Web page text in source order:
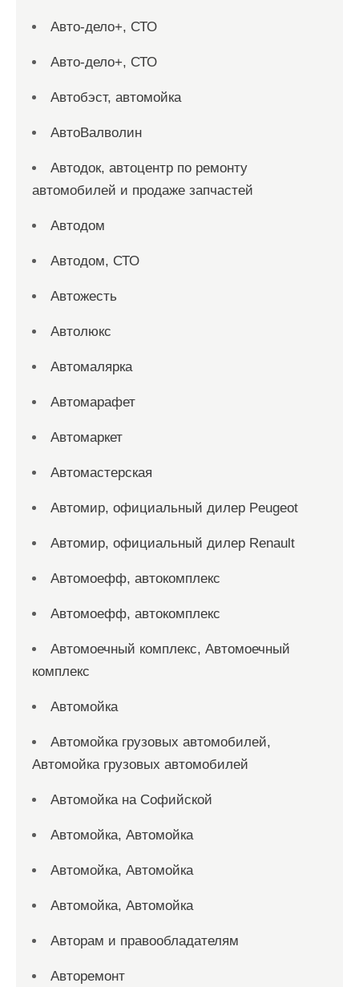
Авто-дело+, СТО
Авто-дело+, СТО
Автобэст, автомойка
АвтоВалволин
Автодок, автоцентр по ремонту
автомобилей и продаже запчастей
Автодом
Автодом, СТО
Автожесть
Автолюкс
Автомалярка
Автомарафет
Автомаркет
Автомастерская
Автомир, официальный дилер Peugeot
Автомир, официальный дилер Renault
Автомоефф, автокомплекс
Автомоефф, автокомплекс
Автомоечный комплекс, Автомоечный
комплекс
Автомойка
Автомойка грузовых автомобилей,
Автомойка грузовых автомобилей
Автомойка на Софийской
Автомойка, Автомойка
Автомойка, Автомойка
Автомойка, Автомойка
Авторам и правообладателям
Авторемонт